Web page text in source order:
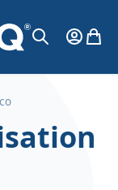
MonMon